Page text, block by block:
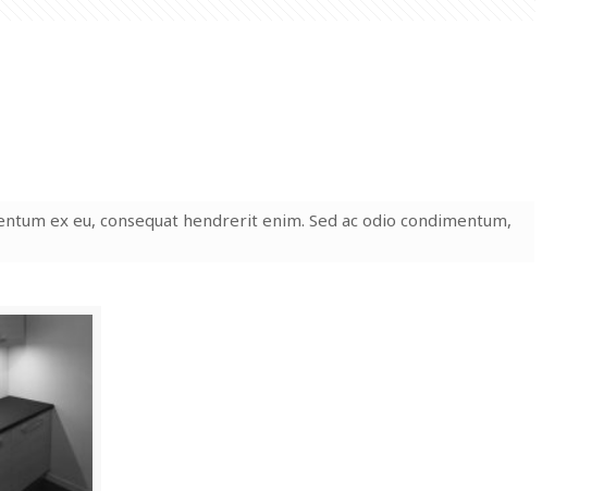
ex eu, consequat hendrerit enim. Sed ac odio condimentum,